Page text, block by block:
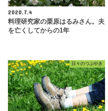
2020.7.4
料理研究家の栗原はるみさん。夫
を亡くしてからの1年
日々のつぶやき